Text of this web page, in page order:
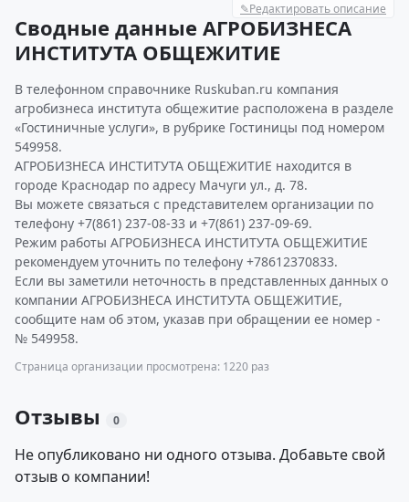
✎Редактировать описание
Сводные данные АГРОБИЗНЕСА
ИНСТИТУТА ОБЩЕЖИТИЕ
В телефонном справочнике Ruskuban.ru компания
агробизнеса института общежитие расположена в разделе
«Гостиничные услуги», в рубрике Гостиницы под номером
549958.
АГРОБИЗНЕСА ИНСТИТУТА ОБЩЕЖИТИЕ находится в
городе Краснодар по адресу Мачуги ул., д. 78.
Вы можете связаться с представителем организации по
телефону +7(861) 237-08-33 и +7(861) 237-09-69.
Режим работы АГРОБИЗНЕСА ИНСТИТУТА ОБЩЕЖИТИЕ
рекомендуем уточнить по телефону +78612370833.
Если вы заметили неточность в представленных данных о
компании АГРОБИЗНЕСА ИНСТИТУТА ОБЩЕЖИТИЕ,
сообщите нам об этом, указав при обращении ее номер -
№ 549958.
Страница организации просмотрена: 1220 раз
Отзывы 0
Не опубликовано ни одного отзыва. Добавьте свой
отзыв о компании!